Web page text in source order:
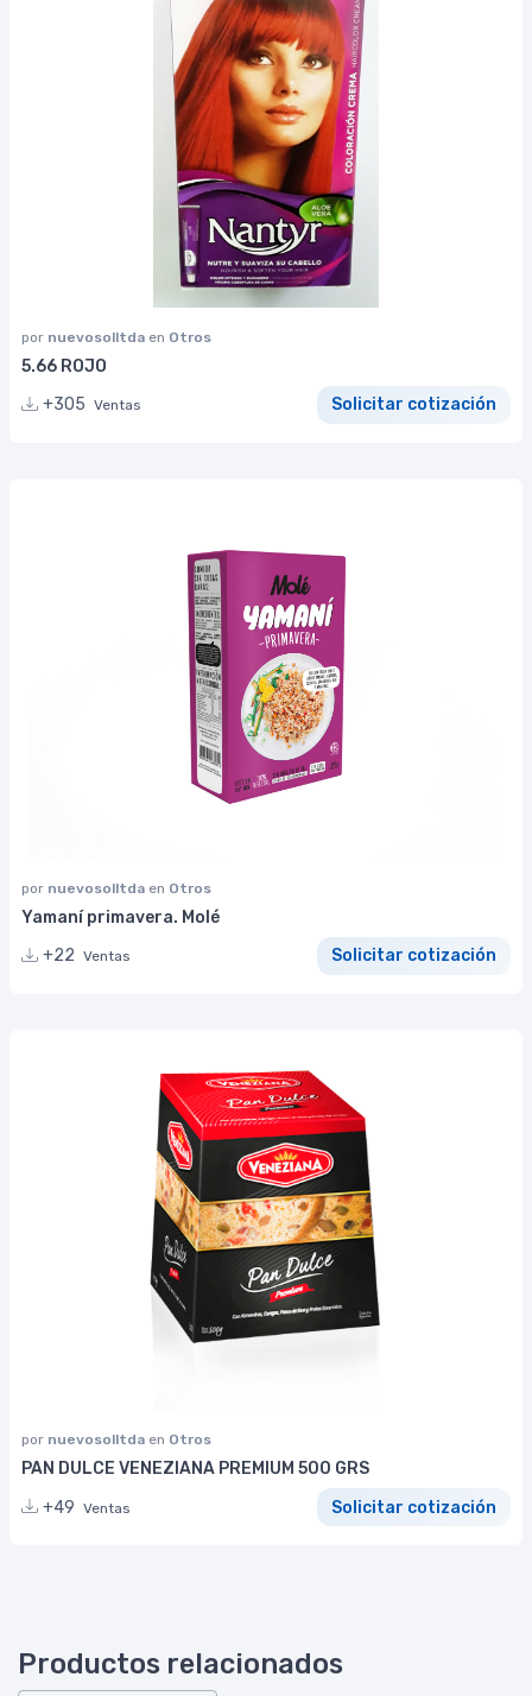
por nuevosolltda en Otros
5.66 ROJO
+305 Ventas Solicitar cotización
por nuevosolltda en Otros
Yamaní primavera. Molé
+22 Ventas Solicitar cotización
por nuevosolltda en Otros
PAN DULCE VENEZIANA PREMIUM 500 GRS
+49 Ventas Solicitar cotización
Productos relacionados